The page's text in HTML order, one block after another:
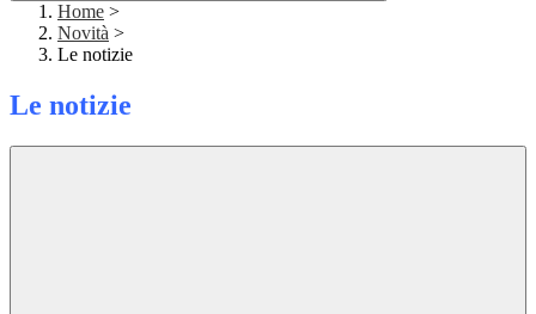
Home >
Novità >
Le notizie
Le notizie